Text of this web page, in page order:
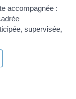
supervisée,